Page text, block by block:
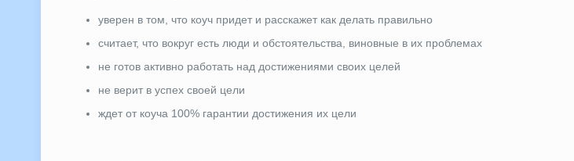
уверен в том, что коуч придет и расскажет как делать правильно
считает, что вокруг есть люди и обстоятельства, виновные в их проблемах
не готов активно работать над достижениями своих целей
не верит в успех своей цели
ждет от коуча 100% гарантии достижения их цели